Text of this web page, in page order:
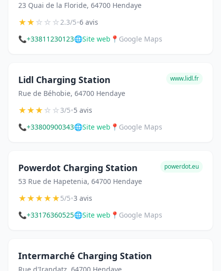
23 Quai de la Floride, 64700 Hendaye
★★☆☆☆2.3/5•6 avis
📞+33811230123🌐Site web 📍 Google Maps
Lidl Charging Station
Rue de Béhobie, 64700 Hendaye
www.lidl.fr
★★★☆☆3/5•5 avis
📞+33800900343🌐Site web 📍 Google Maps
Powerdot Charging Station
53 Rue de Hapetenia, 64700 Hendaye
powerdot.eu
★★★★★5/5•3 avis
📞+33176360525🌐Site web 📍 Google Maps
Intermarché Charging Station